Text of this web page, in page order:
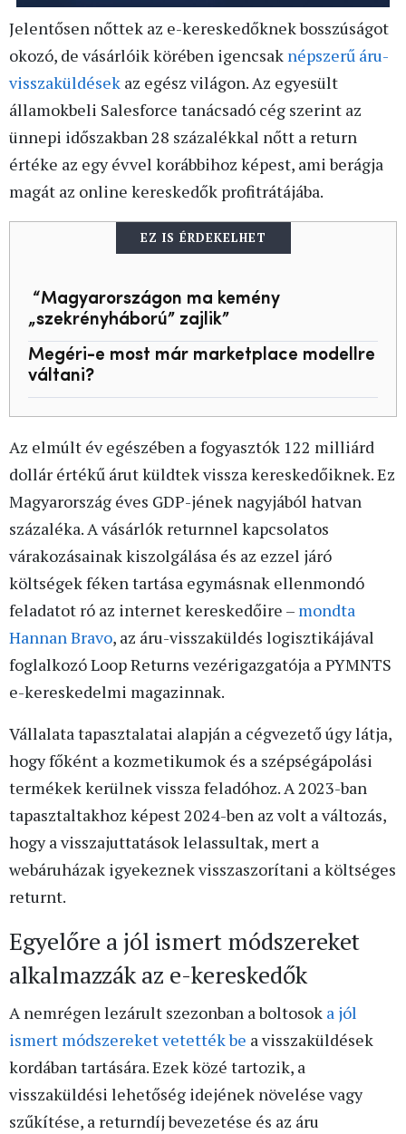
Jelentősen nőttek az e-kereskedőknek bosszúságot
okozó, de vásárlóik körében igencsak népszerű áru-
visszaküldések az egész világon. Az egyesült
államokbeli Salesforce tanácsadó cég szerint az
ünnepi időszakban 28 százalékkal nőtt a return
értéke az egy évvel korábbihoz képest, ami berágja
magát az online kereskedők profitrátájába.
EZ IS ÉRDEKELHET
“Magyarországon ma kemény
„szekrényháború” zajlik”
Megéri-e most már marketplace modellre
váltani?
Az elmúlt év egészében a fogyasztók 122 milliárd
dollár értékű árut küldtek vissza kereskedőiknek. Ez
Magyarország éves GDP-jének nagyjából hatvan
százaléka. A vásárlók returnnel kapcsolatos
várakozásainak kiszolgálása és az ezzel járó
költségek féken tartása egymásnak ellenmondó
feladatot ró az internet kereskedőire – mondta
Hannan Bravo, az áru-visszaküldés logisztikájával
foglalkozó Loop Returns vezérigazgatója a PYMNTS
e-kereskedelmi magazinnak.
Vállalata tapasztalatai alapján a cégvezető úgy látja,
hogy főként a kozmetikumok és a szépségápolási
termékek kerülnek vissza feladóhoz. A 2023-ban
tapasztaltakhoz képest 2024-ben az volt a változás,
hogy a visszajuttatások lelassultak, mert a
webáruházak igyekeznek visszaszorítani a költséges
returnt.
Egyelőre a jól ismert módszereket
alkalmazzák az e-kereskedők
A nemrégen lezárult szezonban a boltosok a jól
ismert módszereket vetették be a visszaküldések
kordában tartására. Ezek közé tartozik, a
visszaküldési lehetőség idejének növelése vagy
szűkítése, a returndíj bevezetése és az áru